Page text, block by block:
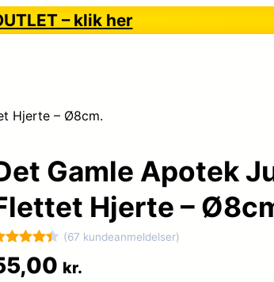
– klik her
Hjerte – Ø8cm.
Gamle Apotek
Hjerte –
4.4
(67 kundeanmeldelser)
kr.